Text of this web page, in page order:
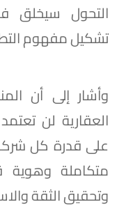
التحول سيخلق
تشكيل مفهوم
وأشار إلى أن
العقارية لن
على قدرة كل
متكاملة وهوية
وتحقيق الثقة